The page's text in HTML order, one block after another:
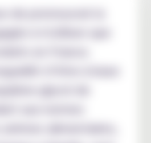
de promouvoir la
à n'utiliser que
en France.
d’être à base
glycol de
alimentaires,